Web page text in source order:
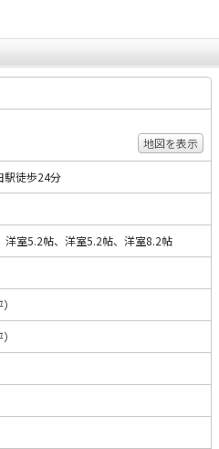
地図を表示
駅徒歩24分
洋室5.2帖、洋室5.2帖、洋室8.2帖